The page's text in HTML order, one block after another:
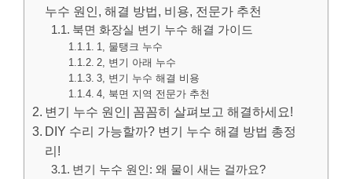
누수 원인, 해결 방법, 비용, 전문가 추천
북면 화장실 변기 누수 해결 가이드
1, 물탱크 누수
2, 변기 아래 누수
3, 변기 누수 해결 비용
4, 북면 지역 전문가 추천
변기 누수 원인| 꼼꼼히 살펴보고 해결하세요!
DIY 수리 가능할까? 변기 누수 해결 방법 총정
리!
변기 누수 원인: 왜 물이 새는 걸까요?